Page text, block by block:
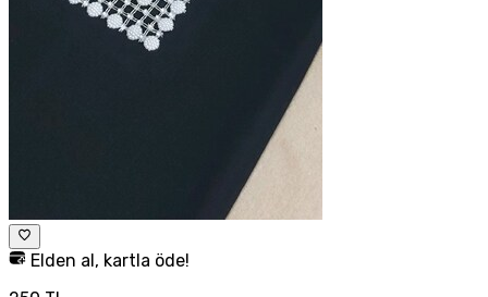
Elden al, kartla öde!